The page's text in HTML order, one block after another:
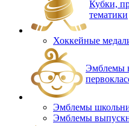
Кубки,
тематики
Хоккейные
Эмблемы
Эмблемы
Эмблемы